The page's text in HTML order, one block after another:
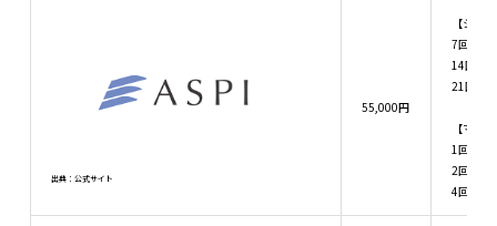
出典：公式サイト
55,000円
【シェ
7回：
14回：
21回：
【マン
1回：
2回：
4回：